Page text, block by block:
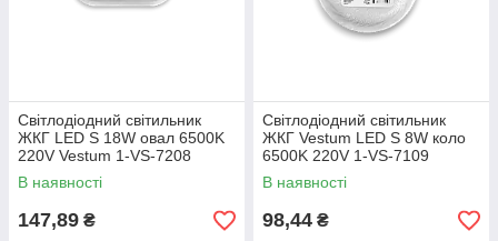
Світлодіодний світильник
ЖКГ LED S 18W овал 6500K
220V Vestum 1-VS-7208
В наявності
147,89 ₴
Світлодіодний світильник
ЖКГ Vestum LED S 8W коло
6500K 220V 1-VS-7109
В наявності
98,44 ₴